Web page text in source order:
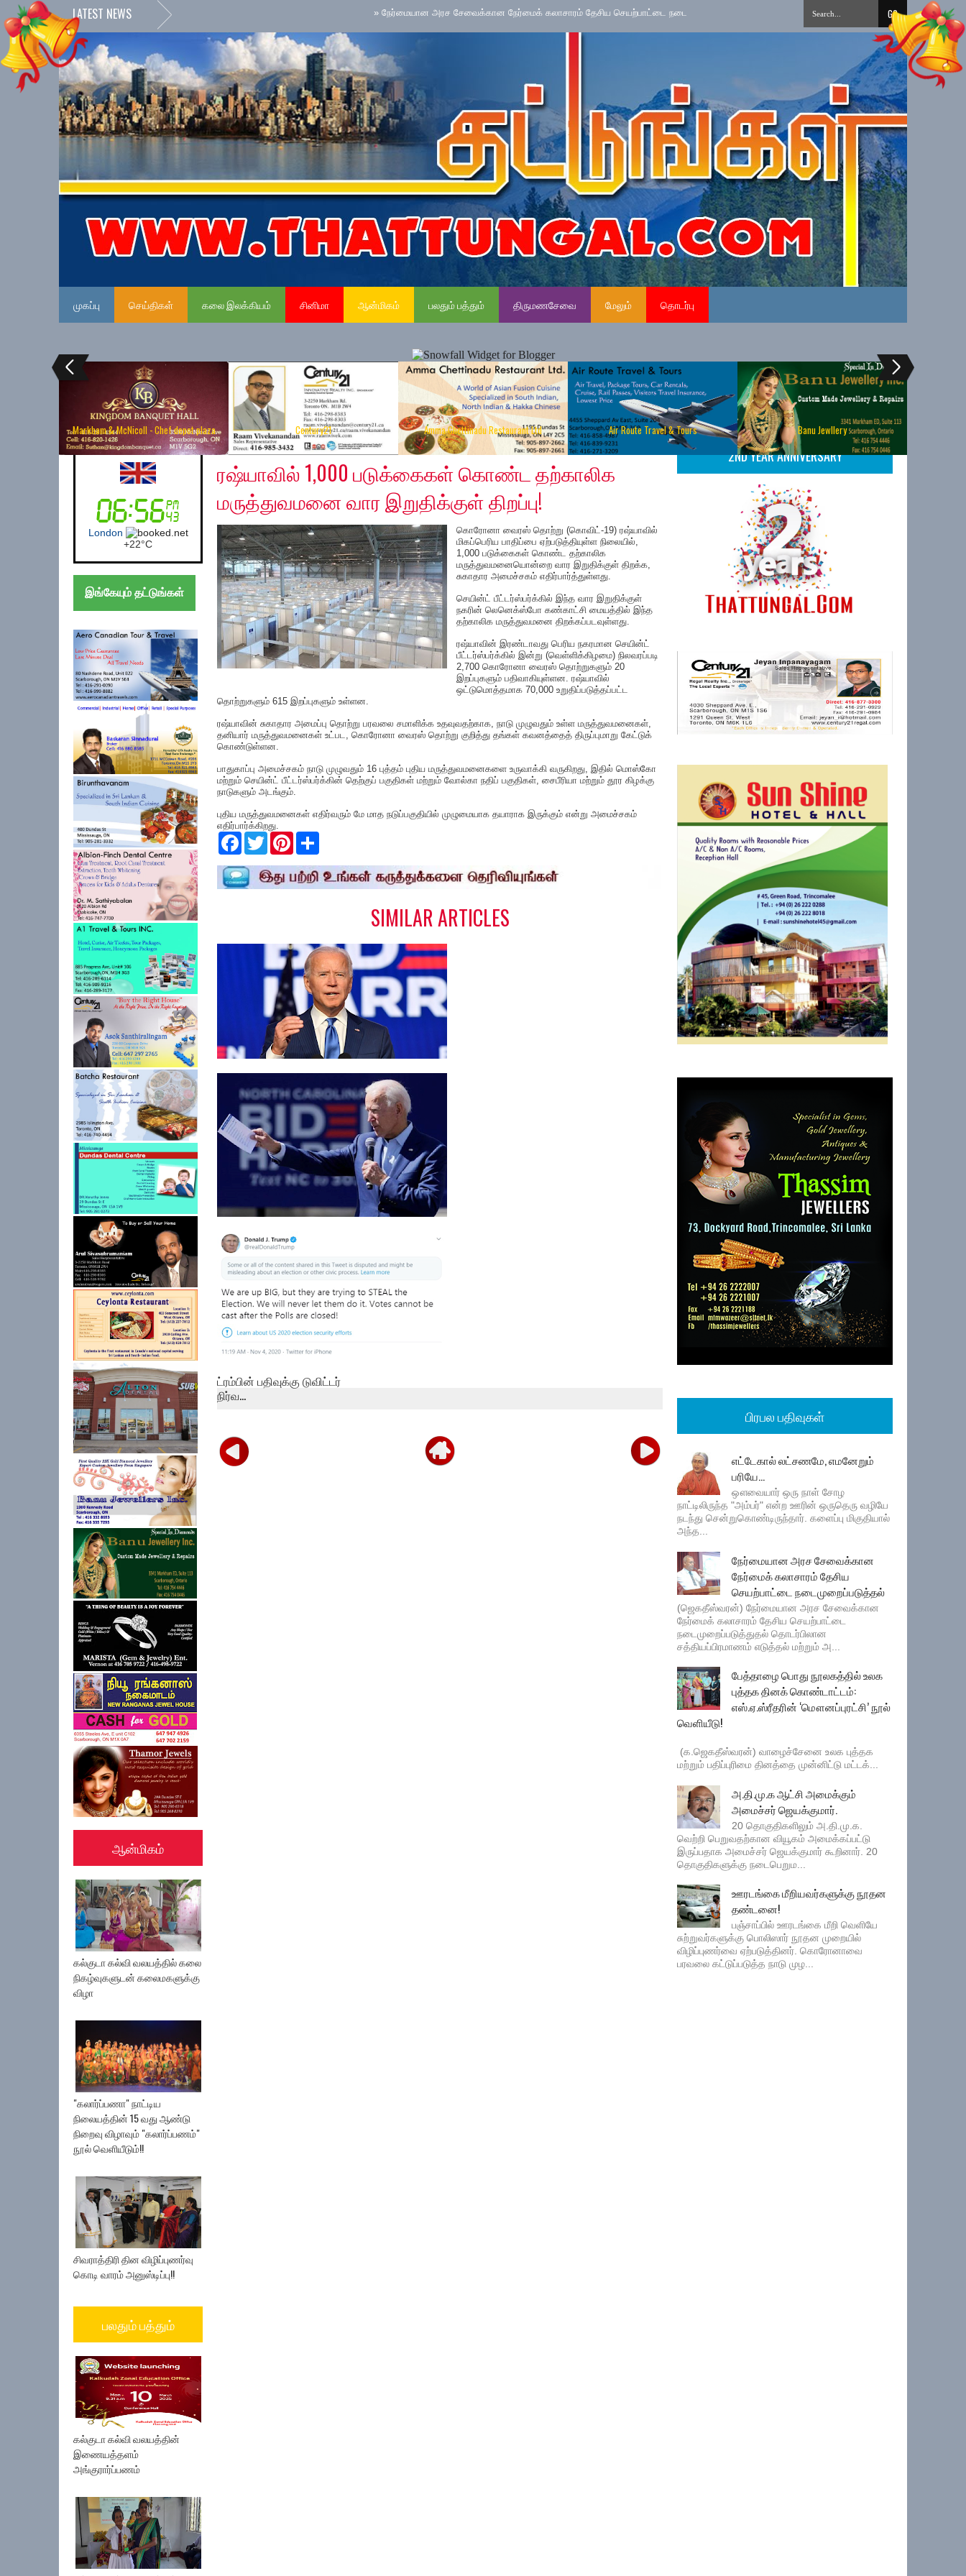
LATEST NEWS நேர்மையான அரச சேவைக்கான நேர்மைக் கலாசாரம் தேசிய செயற்பாட்டை நடைமுறைப்படுத்தல் தமிழ் சிங்கள சித்திரை புதுவருட கலை, கலாசார, விளையாட்டு
முகப்பு செய்திகள் கலை இலக்கியம் சினிமா ஆன்மிகம் பலதும் பத்தும் திருமணசேவை மேலும் தொடர்பு
Markham & McNicoll - Chef depot plaza Century21 Amma Chettinadu Restaurant Ltd Air Route Travel & Tours Banu Jewllery
Australia (Sydney)
Sydney
+17°C
இங்கேயும் தட்டுங்கள்
ஆன்மிகம்
கல்குடா கல்வி வலயத்தில் கலை
நிகழ்வுகளுடன் கலைமகளுக்கு
விழா
"கலார்ப்பணா" நாட்டிய
நிலையத்தின் 15 வது ஆண்டு
நிறைவு விழாவும் "கலார்ப்பணம்"
நூல் வெளியீடும்!!
சிவராத்திரி தின விழிப்புணர்வு
கொடி வாரம் அனுஸ்டிப்பு!!
பலதும் பத்தும்
கல்குடா கல்வி வலயத்தின்
இணையத்தளம்
அங்குரார்ப்பணம்
Friday, April 24, 2020
ரஷ்யாவில் 1,000 படுக்கைகள் கொண்ட தற்காலிக
மருத்துவமனை வார இறுதிக்குள் திறப்பு!
கொரோனா வைரஸ் தொற்று (கொவிட்-19) ரஷ்யாவில்
மிகப்பெரிய பாதிப்பை ஏற்படுத்தியுள்ள நிலையில்,
1,000 படுக்கைகள் கொண்ட தற்காலிக
மருத்துவமனையொன்றை வார இறுதிக்குள் திறக்க,
சுகாதார அமைச்சகம் எதிர்பார்த்துள்ளது.
செயின்ட் பீட்டர்ஸ்பர்க்கில் இந்த வார இறுதிக்குள்
நகரின் லெனெக்ஸ்போ கண்காட்சி மையத்தில் இந்த
தற்காலிக மருத்துவமனை திறக்கப்படவுள்ளது.
ரஷ்யாவின் இரண்டாவது பெரிய நகரமான செயின்ட்
பீட்டர்ஸ்பர்க்கில் இன்று (வெள்ளிக்கிழமை) நிலவரப்படி
2,700 கொரோனா வைரஸ் தொற்றுகளும் 20
இறப்புகளும் பதிவாகியுள்ளன. ரஷ்யாவில்
ஒட்டுமொத்தமாக 70,000 உறுதிப்படுத்தப்பட்ட
தொற்றுகளும் 615 இறப்புகளும் உள்ளன.
ரஷ்யாவின் சுகாதார அமைப்பு தொற்று பரவலை சமாளிக்க உதவுவதற்காக, நாடு முழுவதும் உள்ள மருத்துவமனைகள்,
தனியார் மருத்துவமனைகள் உட்பட, கொரோனா வைரஸ் தொற்று குறித்து தங்கள் கவனத்தைத் திருப்புமாறு கேட்டுக்
கொண்டுள்ளன.
பாதுகாப்பு அமைச்சகம் நாடு முழுவதும் 16 புத்தம் புதிய மருத்துவமனைகளை உருவாக்கி வருகிறது, இதில் மொஸ்கோ
மற்றும் செயின்ட் பீட்டர்ஸ்பர்க்கின் தெற்குப் பகுதிகள் மற்றும் வோல்கா நதிப் பகுதிகள், சைபீரியா மற்றும் தூர கிழக்கு
நாடுகளும் அடங்கும்.
புதிய மருத்துவமனைகள் எதிர்வரும் மே மாத நடுப்பகுதியில் முழுமையாக தயாராக இருக்கும் என்று அமைச்சகம்
எதிர்பார்க்கிறது.
F
e
b
T
w
t
t
P
t
e
r
e
SIMILAR ARTICLES
ஜனாதிபதியாக ஜோ...
அமெரிக்க ஜனாதிபதித்
தேர்தல் – ஜோ பி...
ட்ரம்பின் பதிவுக்கு டுவிட்டர்
நிர்வ...
2ND YEAR ANNIVERSARY
பிரபல பதிவுகள்
எட்டேகால் லட்சணமே, எமனேறும்
பரியே...
ஔவையார் ஒரு நாள் சோழ
நாட்டிலிருந்த "அம்பர்" என்ற ஊரின் ஒருதெரு வழியே
நடந்து சென்றுகொண்டிருந்தார். களைப்பு மிகுதியால்
அந்த...
நேர்மையான அரச சேவைக்கான
நேர்மைக் கலாசாரம் தேசிய
செயற்பாட்டை நடைமுறைப்படுத்தல்
(ஜெகதீஸ்வரன்) நேர்மையான அரச சேவைக்கான
நேர்மைக் கலாசாரம் தேசிய செயற்பாட்டை
நடைமுறைப்படுத்துதல் தொடர்பிலான
சத்தியப்பிரமாணம் எடுத்தல் மற்றும் அ...
பேத்தாழை பொது நூலகத்தில் உலக
புத்தக தினக் கொண்டாட்டம்:
எஸ்.ஏ.ஸ்ரீதரின் ‘மௌனப்புரட்சி’ நூல்
வெளியீடு!
(க.ஜெகதீஸ்வரன்) வாழைச்சேனை உலக புத்தக
மற்றும் பதிப்புரிமை தினத்தை முன்னிட்டு மட்டக்...
அ.தி.மு.க ஆட்சி அமைக்கும்
அமைச்சர் ஜெயக்குமார்.
20 தொகுதிகளிலும் அ.தி.மு.க.
வெற்றி பெறுவதற்கான வியூகம் அமைக்கப்பட்டு
இருப்பதாக அமைச்சர் ஜெயக்குமார் கூறினார். 20
தொகுதிகளுக்கு நடைபெறும...
ஊரடங்கை மீறியவர்களுக்கு நூதன
தண்டனை!
பஞ்சாப்பில் ஊரடங்கை மீறி வெளியே
சுற்றுவர்களுக்கு பொலிஸார் நூதன முறையில்
விழிப்புணர்வை ஏற்படுத்தினர். கொரோனாவை
பரவலை கட்டுப்படுத்த நாடு முழ...